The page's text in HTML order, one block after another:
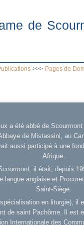
de
>>> Pages de
a été abbé de
de Mistassini, au
aussi participé à une
Afrique.
il était, depuis
langue anglaise et
Saint-Siège.
en liturgie), il
de saint Pachôme. Il est
Internationale des